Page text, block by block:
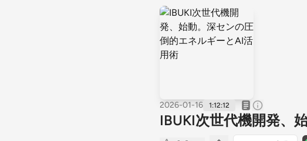
2026-01-16 1:12:12
IBUKI次世代機開発、